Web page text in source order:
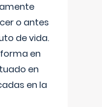
o antes
de vida.
en
en
en la